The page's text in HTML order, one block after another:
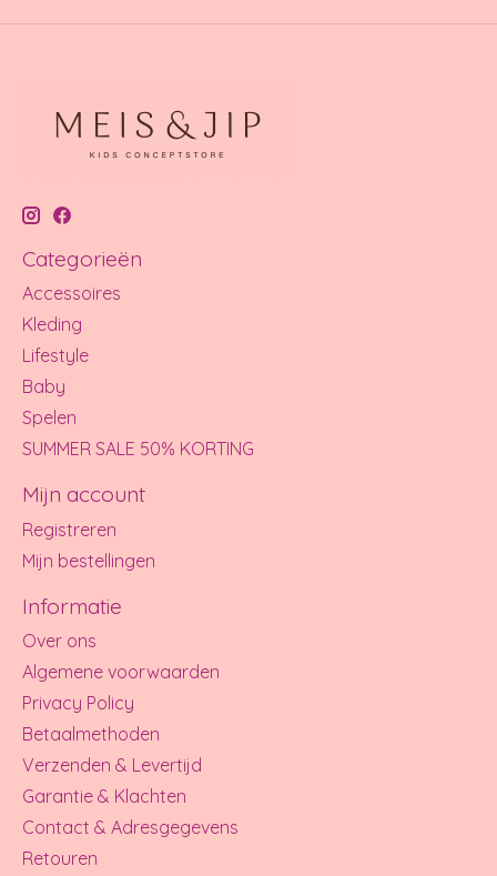
Categorieën
Accessoires
Kleding
Lifestyle
Baby
Spelen
SUMMER SALE 50% KORTING
Mijn account
Registreren
Mijn bestellingen
Informatie
Over ons
Algemene voorwaarden
Privacy Policy
Betaalmethoden
Verzenden & Levertijd
Garantie & Klachten
Contact & Adresgegevens
Retouren